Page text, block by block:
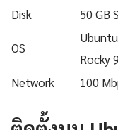
Disk
50 GB
OS
Rocky
Network 100